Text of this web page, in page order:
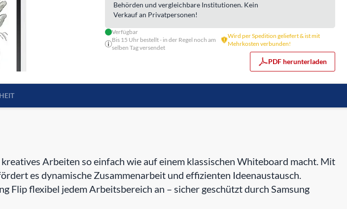
Behörden und vergleichbare Institutionen. Kein
Verkauf an Privatpersonen!
Verfügbar
Bis 15 Uhr bestellt - in der Regel noch am
selben Tag versendet
Wird per Spedition geliefert & ist mit
Mehrkosten verbunden!
PDF herunterladen
Arbeiten so einfach wie auf einem klassischen Whiteboard macht. Mit
es dynamische Zusammenarbeit und effizienten Ideenaustausch.
Flip flexibel jedem Arbeitsbereich an – sicher geschützt durch Samsung